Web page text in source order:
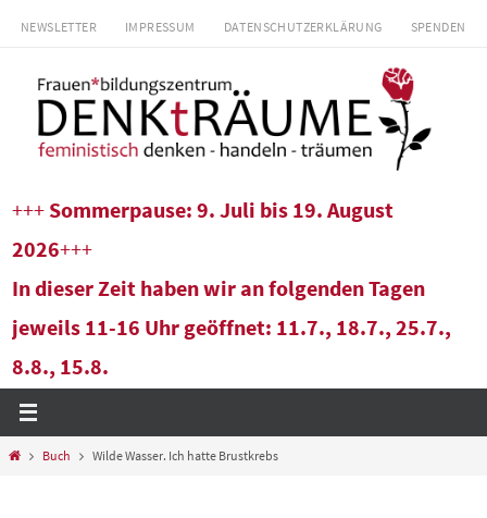
Zum
springen
NEWSLETTER IMPRESSUM DATENSCHUTZERKLÄRUNG SPENDEN
+++ Sommerpause: 9. Juli bis 19. August
2026+++
In dieser Zeit haben wir an folgenden Tagen
jeweils 11-16 Uhr geöffnet: 11.7., 18.7., 25.7.,
8.8., 15.8.
StartBuch Wilde Wasser. Ich hatte Brustkrebs